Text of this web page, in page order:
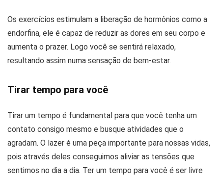
Os exercícios estimulam a liberação de hormônios como a
endorfina, ele é capaz de reduzir as dores em seu corpo e
aumenta o prazer. Logo você se sentirá relaxado,
resultando assim numa sensação de bem-estar.
Tirar tempo para você
Tirar um tempo é fundamental para que você tenha um
contato consigo mesmo e busque atividades que o
agradam. O lazer é uma peça importante para nossas vidas,
pois através deles conseguimos aliviar as tensões que
sentimos no dia a dia. Ter um tempo para você é ser livre